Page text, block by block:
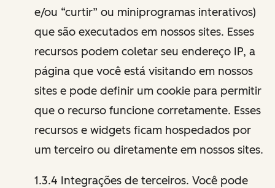
e/ou “curtir” ou miniprogramas interativos)
que são executados em nossos sites. Esses
recursos podem coletar seu endereço IP, a
página que você está visitando em nossos
sites e pode definir um cookie para permitir
que o recurso funcione corretamente. Esses
recursos e widgets ficam hospedados por
um terceiro ou diretamente em nossos sites.
1.3.4 Integrações de terceiros. Você pode